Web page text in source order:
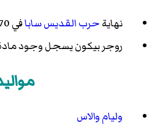
نهايةحرب القديس سابافي 1270 والتي بدأت في
روجر بيكون يسجل وجود مادة
وليام والاس